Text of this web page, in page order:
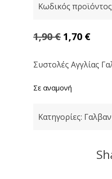
Κωδικός
1,90€ Original
was:
1,70 €Η
Συστολές Αγγλίας
Σε αναμονή
Κατηγορίες: